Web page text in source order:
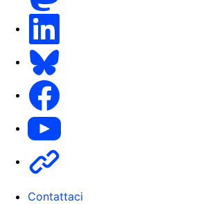
Youtube
Contattaci